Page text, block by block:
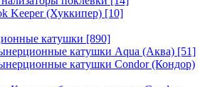
Keeper (Хуккипер) [10]
катушки [890]
катушки Aqua (Аква) [51]
катушки Condor (Кондор)